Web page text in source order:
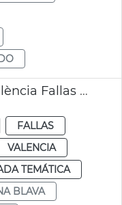
Regulación Zona Azul València Fallas 2025
FALLAS
VALENCIA
TEMÁTICA
BLAVA